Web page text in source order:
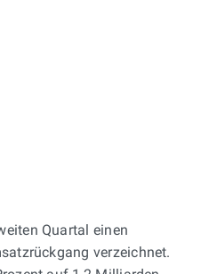
Quartal einen
verzeichnet.